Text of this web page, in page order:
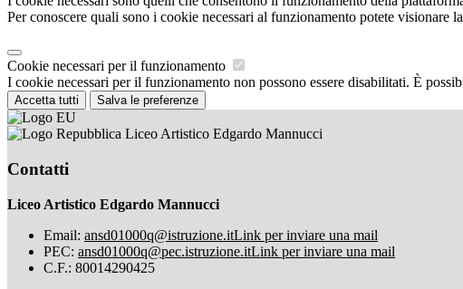
Per conoscere quali sono i cookie necessari al funzionamento potete visionare la
Cookie necessari per il funzionamento
I cookie necessari per il funzionamento non possono essere disabilitati. È
Accetta tutti Salva le preferenze
Liceo Artistico Edgardo Mannucci
Contatti
Liceo Artistico Edgardo Mannucci
Email: ansd01000q@istruzione.itLink per inviare una mail
PEC: ansd01000q@pec.istruzione.itLink per inviare una mail
C.F.: 80014290425